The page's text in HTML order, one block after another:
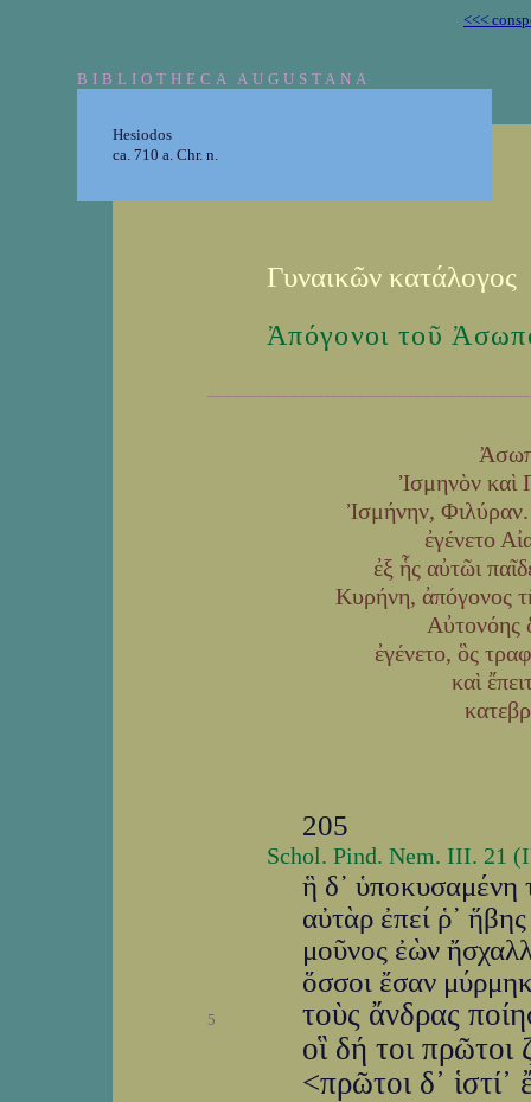
<<<
BIBLIOTHECA AUGUSTANA
Hesiodos
ca. 710 a. Chr. n.
Γυναικῶν κατάλογος
Ἀπόγονοι τοῦ
Ἰσμηνὸν καὶ
Ἰσμήνην, Φιλύραν.
ἐγένετο
ἐξ ἧς αὐτῶι
Κυρήνη, ἀπόγονος
Αὐτονόης
ἐγένετο, ὃς
καὶ
205
Schol. Pind. Nem. III. 21
ἣ δ᾽ ὑποκυσαμένη
αὐτὰρ ἐπεί ῥ᾽
μοῦνος ἐὼν
ὅσσοι ἔσαν
5
τοὺς ἄνδρας
οἳ δή τοι πρῶτοι
<πρῶτοι δ᾽